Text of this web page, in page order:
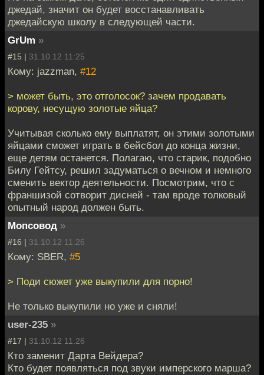
джедай, значит он будет восстанавливать
джедайскую школу в следующей части.
GrUm »
#15 | 31.10.12 11:25
Кому: jazzman, #12
> может быть, это отголосок? зачем продавать
корову, несущую золотые яйца?
Учитывая сколько ему выплатят, он этими золотыми
яйцами сможет играть в бейсбол до конца жизни,
еще детям останется. Полагаю, что старик, подобно
Билу Гейтсу, решил задуматься о вечном и немного
сменить вектор деятельности. Посмотрим, что с
франшизой сотворит дисней - там вроде толковый
опытный народ должен быть.
Мопсовод »
#16 | 31.10.12 11:26
Кому: SBER, #5
> Поди сюжет уже выкупили для порно!
Не только выкупили но уже и сняли!
user-235 »
#17 | 31.10.12 11:26
Кто заменит Дарта Вейдера?
Кто будет появляться под звуки имперского марша?